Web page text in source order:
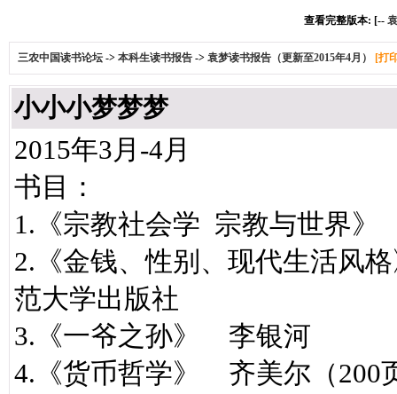
查看完整版本: [--
三农中国读书论坛 -> 本科生读书报告 -> 袁梦读书报告（更新至2015年4月） [打
小小小梦梦梦
2015年3月-4月
书目：
1.《宗教社会学 宗教与世界
2.《金钱、性别、现代生活风
范大学出版社
3.《一爷之孙》 李银河
4.《货币哲学》 齐美尔（200